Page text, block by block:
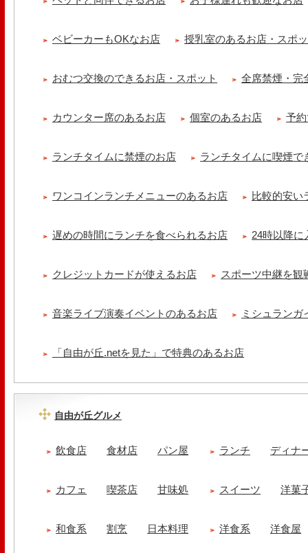
京都九条ねぎ焼き専門店 ねぎ家 -時代家 旬-
だれ。とろりとした温泉卵..
【 よもぎ蒸しやリラクゼーション専門の顧問契約 】 冷え性改善協会
クゼーション店を専..
ベビーカーもOKなお店 授乳室のあるお店・スポ
おむつ交換のできるお店・スポット 全席禁煙・完
カウンター席のあるお店 個室のあるお店 予
ランチタイムに禁煙のお店 ランチタイムに喫煙で
ワンコインランチメニューのあるお店 比較的安い
遅めの時間にランチを食べられるお店 24時以降に
クレジットカードが使えるお店 スポーツ中継を観
音楽ライブ演奏イベントのあるお店 ミシュランガ
「自由が丘.netを見た」で特典のあるお店
自由が丘グルメ
飲食店 食材店 パン屋 ランチ ディナ
カフェ 喫茶店 甘味処 スイーツ 洋菓
和食系 割烹 日本料理 洋食系 洋食屋